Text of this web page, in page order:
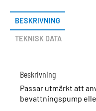
BESKRIVNING
TEKNISK DATA
Beskrivning
Passar utmärkt att
bevattningspump